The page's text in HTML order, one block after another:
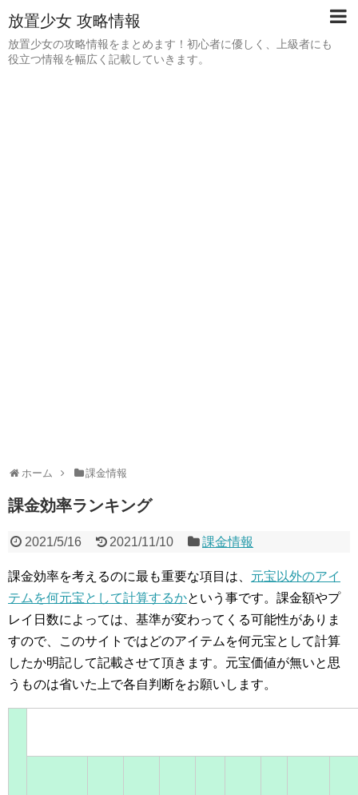
放置少女 攻略情報
放置少女の攻略情報をまとめます！初心者に優しく、上級者にも
役立つ情報を幅広く記載していきます。
ホーム 課金情報
課金効率ランキング
2021/5/16 2021/11/10 課金情報
課金効率を考えるのに最も重要な項目は、 元宝以外のアイ
テムを何元宝として計算するかという事です。課金額やプ
レイ日数によっては、基準が変わってくる可能性がありま
すので、このサイトではどのアイテムを何元宝として計算
したか明記して記載させて頂きます。元宝価値が無いと思
うものは省いた上で各自判断をお願いします。